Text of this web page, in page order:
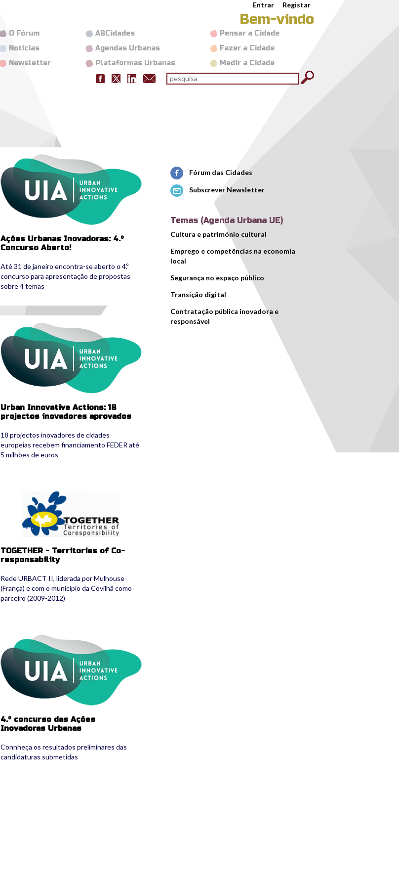
Entrar Registar
Bem-vindo
Pensar a Cidade
Fazer a Cidade
Medir a Cidade
ABCidades
Agendas Urbanas
Plataformas Urbanas
O Fórum
Notícias
Newsletter
Formulário de pesquisa
pesquisar
logo_uia_2.png
Ações Urbanas Inovadoras: 4.º
Concurso Aberto!
Até 31 de janeiro encontra-se aberto o 4.º
concurso para apresentação de propostas
sobre 4 temas
uia.png
Urban Innovative Actions: 18
projectos inovadores aprovados
18 projectos inovadores de cidades
europeias recebem financiamento FEDER até
5 milhões de euros
together.gif
TOGETHER - Territories of Co-
responsability
Rede URBACT II, liderada por Mulhouse
(França) e com o município da Covilhã como
parceiro (2009-2012)
logo_uia_2.png
4.º concurso das Ações
Inovadoras Urbanas
Connheça os resultados preliminares das
candidaturas submetidas
Fórum das Cidades
Subscrever Newsletter
Temas (Agenda Urbana UE)
Cultura e património cultural
Emprego e competências na economia
local
Segurança no espaço público
Transição digital
Contratação pública inovadora e
responsável